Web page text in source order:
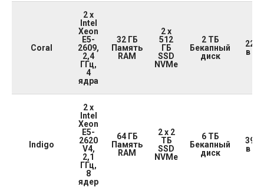
Coral
2 x
Intel
Xeon
E5-
2609,
2,4
ГГц,
4
ядра
32 ГБ
Память
RAM
2 x
512
ГБ
SSD
NVMe
2 ТБ
Бекапный
диск
22
в
Indigo
2 x
Intel
Xeon
E5-
2620
V4,
2,1
ГГц,
8
ядер
64 ГБ
Память
RAM
2 x 2
ТБ
SSD
NVMe
6 ТБ
Бекапный
диск
39
в